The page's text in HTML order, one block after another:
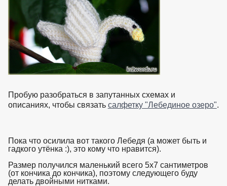
Пробую разобраться в запутанных схемах и
описаниях, чтобы связать салфетку "Лебединое озеро".
Пока что осилила вот такого Лебедя (а может быть и
гадкого утёнка :), это кому что нравится).
Размер получился маленький всего 5х7 сантиметров
(от кончика до кончика), поэтому следующего буду
делать двойными нитками.